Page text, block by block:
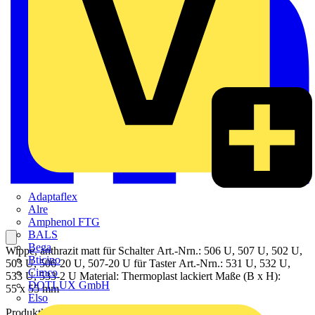
Adaptaflex
Alre
Amphenol FTG
BALS
Bega
Bticino
Cimco
DOTLUX GmbH
Elso
Wippe, anthrazit matt für Schalter Art.-Nrn.: 506 U, 507 U, 502 U,
503 U, 506-20 U, 507-20 U für Taster Art.-Nrn.: 531 U, 532 U,
533 U, 533-2 U Material: Thermoplast lackiert Maße (B x H):
55 x 55 mm